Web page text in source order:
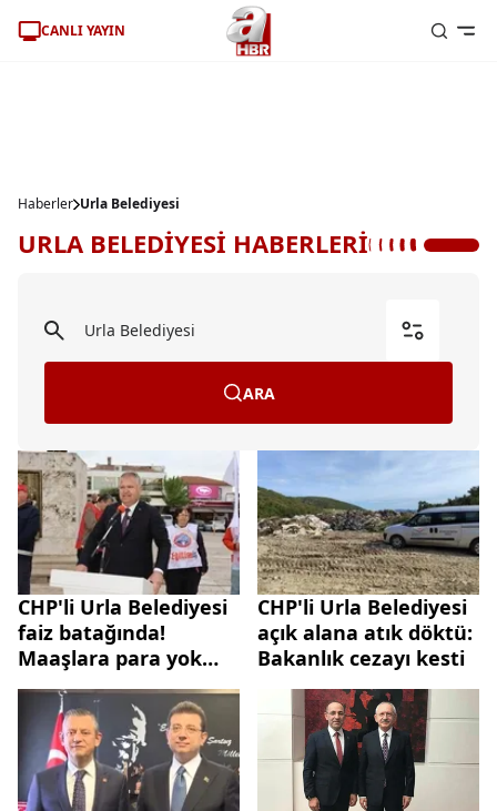
CANLI YAYIN
Haberler Urla Belediyesi
URLA BELEDİYESİ HABERLERİ
ARA
CHP'li Urla Belediyesi
faiz batağında!
Maaşlara para yok
kaynaklar faize
gidiyor
CHP'li Urla Belediyesi
açık alana atık döktü:
Bakanlık cezayı kesti